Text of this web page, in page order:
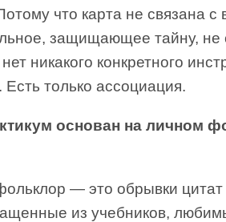
что карта не связана с
защищающее тайну, не
никакого конкретного
Есть только ассоциация.
основан на личном
— это обрывки цитат
из учебников,